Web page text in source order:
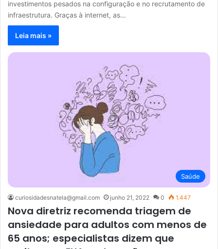
investimentos pesados ​​na configuração e no recrutamento de
infraestrutura. Graças à internet, as…
Leia mais »
Saúde
curiosidadesnatela@gmail.com junho 21, 2022 0 1.447
Nova diretriz recomenda triagem de
ansiedade para adultos com menos de
65 anos; especialistas dizem que